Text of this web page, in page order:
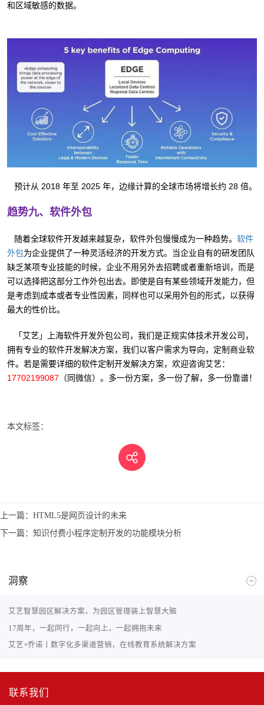
和区域敏感的数据。
预计从 2018 年至 2025 年，边缘计算的全球市场将增长约 28 倍。
趋势九、软件外包
随着全球软件开发越来越复杂，软件外包慢慢成为一种趋势。 软件
外包为企业提供了一种灵活经济的开发方式。当企业自有的研发团队
缺乏某项专业技能的时候，企业不用另外去招聘或者重新培训，而是
可以选择把这部分工作外包出去。即使是自有某些领域开发能力，但
是考虑到成本或者专业性因素，同样也可以采用外包的形式，以获得
最大的性价比。
「艾艺」上海软件开发外包公司，我们是正规实体技术开发公司，
拥有专业的软件开发解决方案，我们以客户需求为导向，定制商业软
件。若是需要详细的软件定制开发解决方案，欢迎咨询艾艺：
17702199087 （同微信）。多一份方案，多一份了解，多一份靠谱！
本文标签：
上一篇： HTML5是网页设计的未来
下一篇： 知识付费小程序定制开发的功能模块分析
洞察
艾艺智慧园区解决方案，为园区管理装上智慧大脑
17周年，一起同行，一起向上，一起拥抱未来
艾艺×乔诺丨数字化多渠道营销，在线教育系统解决方案
联系我们